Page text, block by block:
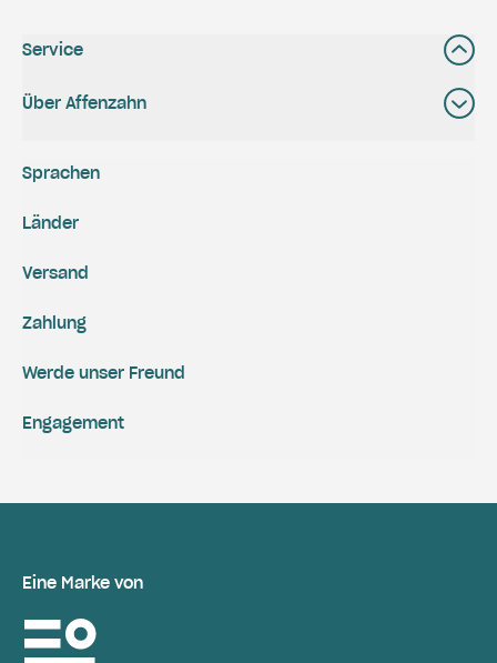
Service
Über Affenzahn
Versand
Zahlung
Engagement
Werde unser Freund
Sprachen
Länder
Eine Marke von